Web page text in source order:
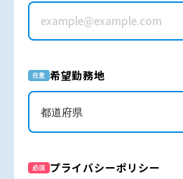
任意 希望勤務地
必須 プライバシーポリシー